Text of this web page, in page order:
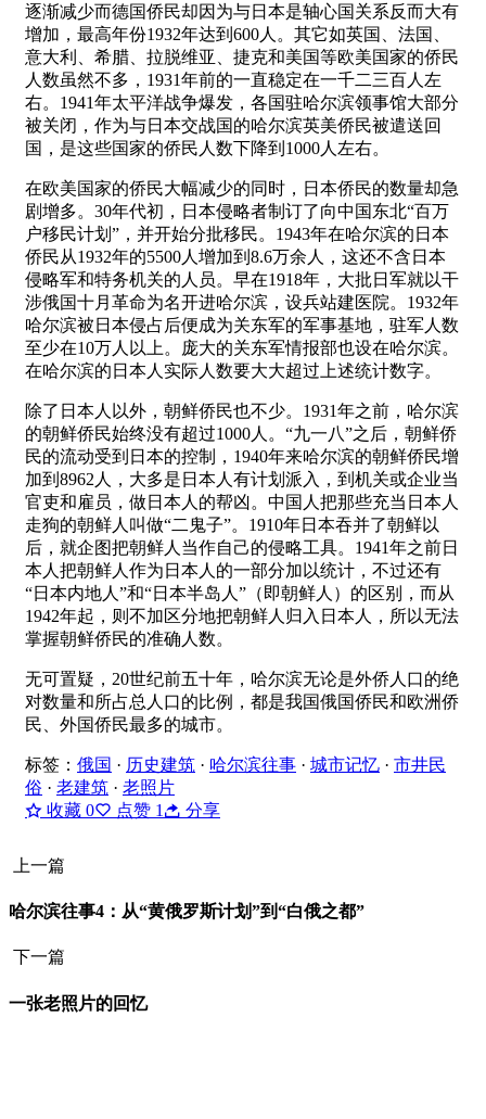
逐渐减少而德国侨民却因为与日本是轴心国关系反而大有
增加，最高年份1932年达到600人。其它如英国、法国、
意大利、希腊、拉脱维亚、捷克和美国等欧美国家的侨民
人数虽然不多，1931年前的一直稳定在一千二三百人左
右。1941年太平洋战争爆发，各国驻哈尔滨领事馆大部分
被关闭，作为与日本交战国的哈尔滨英美侨民被遣送回
国，是这些国家的侨民人数下降到1000人左右。
在欧美国家的侨民大幅减少的同时，日本侨民的数量却急
剧增多。30年代初，日本侵略者制订了向中国东北“百万
户移民计划”，并开始分批移民。1943年在哈尔滨的日本
侨民从1932年的5500人增加到8.6万余人，这还不含日本
侵略军和特务机关的人员。早在1918年，大批日军就以干
涉俄国十月革命为名开进哈尔滨，设兵站建医院。1932年
哈尔滨被日本侵占后便成为关东军的军事基地，驻军人数
至少在10万人以上。庞大的关东军情报部也设在哈尔滨。
在哈尔滨的日本人实际人数要大大超过上述统计数字。
除了日本人以外，朝鲜侨民也不少。1931年之前，哈尔滨
的朝鲜侨民始终没有超过1000人。“九一八”之后，朝鲜侨
民的流动受到日本的控制，1940年来哈尔滨的朝鲜侨民增
加到8962人，大多是日本人有计划派入，到机关或企业当
官吏和雇员，做日本人的帮凶。中国人把那些充当日本人
走狗的朝鲜人叫做“二鬼子”。1910年日本吞并了朝鲜以
后，就企图把朝鲜人当作自己的侵略工具。1941年之前日
本人把朝鲜人作为日本人的一部分加以统计，不过还有
“日本内地人”和“日本半岛人”（即朝鲜人）的区别，而从
1942年起，则不加区分地把朝鲜人归入日本人，所以无法
掌握朝鲜侨民的准确人数。
无可置疑，20世纪前五十年，哈尔滨无论是外侨人口的绝
对数量和所占总人口的比例，都是我国俄国侨民和欧洲侨
民、外国侨民最多的城市。
标签： 俄国 · 历史建筑 · 哈尔滨往事 · 城市记忆 · 市井民
俗 · 老建筑 · 老照片
收藏 0 点赞 1 分享
上一篇
哈尔滨往事4：从“黄俄罗斯计划”到“白俄之都”
下一篇
一张老照片的回忆